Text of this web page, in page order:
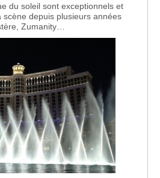
du soleil sont exceptionnels et
depuis plusieurs années
Zumanity…